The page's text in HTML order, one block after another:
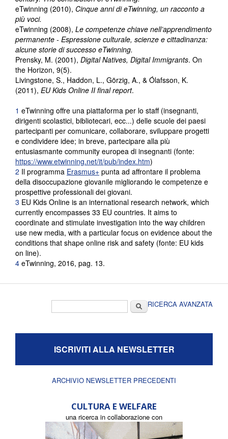
eTwinning (2010), Cinque anni di eTwinning, un racconto a
più voci.
eTwinning (2008), Le competenze chiave nell’apprendimento
permanente - Espressione culturale, scienze e cittadinanza:
alcune storie di successo eTwinning.
Prensky, M. (2001), Digital Natives, Digital Immigrants. On
the Horizon, 9(5).
Livingstone, S., Haddon, L., Görzig, A., & Ólafsson, K.
(2011), EU Kids Online II final report.
1 eTwinning offre una piattaforma per lo staff (insegnanti,
dirigenti scolastici, bibliotecari, ecc...) delle scuole dei paesi
partecipanti per comunicare, collaborare, sviluppare progetti
e condividere idee; in breve, partecipare alla più
entusiasmante community europea di insegnanti (fonte:
https://www.etwinning.net/it/pub/index.htm)
2 Il programma Erasmus+ punta ad affrontare il problema
della disoccupazione giovanile migliorando le competenze e
prospettive professionali dei giovani.
3 EU Kids Online is an international research network, which
currently encompasses 33 EU countries. It aims to
coordinate and stimulate investigation into the way children
use new media, with a particular focus on evidence about the
conditions that shape online risk and safety (fonte: EU kids
on line).
4 eTwinning, 2016, pag. 13.
CercaRICERCA AVANZATA
ISCRIVITI ALLA NEWSLETTER
ARCHIVIO NEWSLETTER PRECEDENTI
CULTURA E WELFARE
una ricerca in collaborazione con